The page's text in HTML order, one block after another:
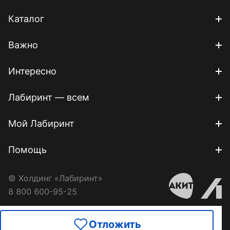
Отложить
Каталог
Важно
Интересно
Лабиринт — всем
Мой Лабиринт
Помощь
© Холдинг «Лабиринт»
8 800 600-95-25